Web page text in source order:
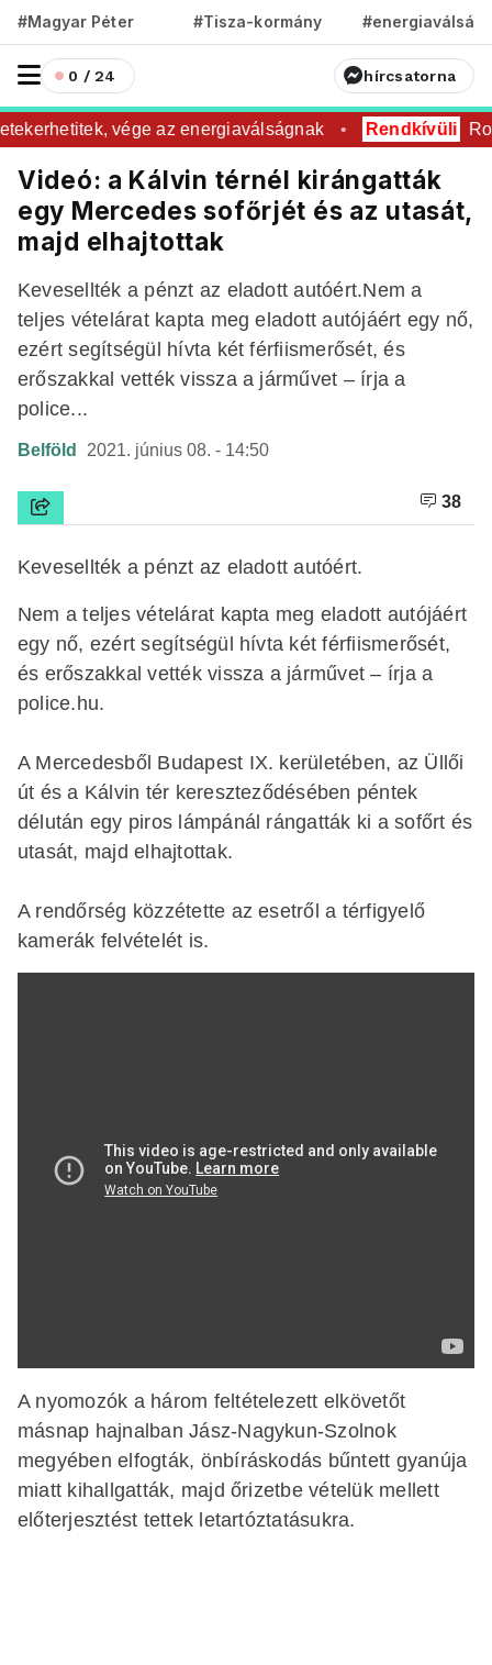
#Magyar Péter #Tisza-kormány #energiaválság
0 / 24 hírcsatorna
vége az energiaválságnak Rendkívüli
Videó: a Kálvin térnél kirángatták
egy Mercedes sofőrjét és az utasát,
majd elhajtottak
Kevesellték a pénzt az eladott autóért.Nem a
teljes vételárat kapta meg eladott autójáért egy nő,
ezért segítségül hívta két férfiismerősét, és
erőszakkal vették vissza a járművet – írja a
police...
Belföld 2021. június 08. - 14:50
38
Kevesellték a pénzt az eladott autóért.
Nem a teljes vételárat kapta meg eladott autójáért
egy nő, ezért segítségül hívta két férfiismerősét,
és erőszakkal vették vissza a járművet – írja a
police.hu.
A Mercedesből Budapest IX. kerületében, az Üllői
út és a Kálvin tér kereszteződésében péntek
délután egy piros lámpánál rángatták ki a sofőrt és
utasát, majd elhajtottak.
A rendőrség közzétette az esetről a térfigyelő
kamerák felvételét is.
A nyomozók a három feltételezett elkövetőt
másnap hajnalban Jász-Nagykun-Szolnok
megyében elfogták, önbíráskodás bűntett gyanúja
miatt kihallgatták, majd őrizetbe vételük mellett
előterjesztést tettek letartóztatásukra.